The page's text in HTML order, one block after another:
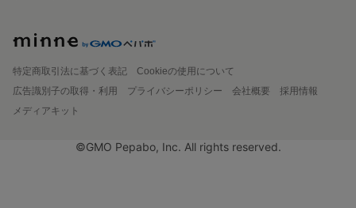
特定商取引法に基づく表記
Cookieの使用について
広告識別子の取得・利用
プライバシーポリシー 会社概要
採用情報
メディアキット
©GMO Pepabo, Inc. All rights reserved.